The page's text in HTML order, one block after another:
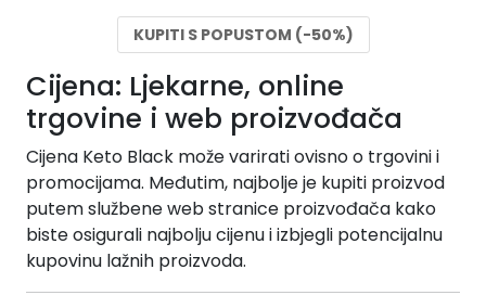
KUPITI S POPUSTOM (-50%)
Cijena: Ljekarne, online
trgovine i web proizvođača
Cijena Keto Black može varirati ovisno o trgovini i
promocijama. Međutim, najbolje je kupiti proizvod
putem službene web stranice proizvođača kako
biste osigurali najbolju cijenu i izbjegli potencijalnu
kupovinu lažnih proizvoda.